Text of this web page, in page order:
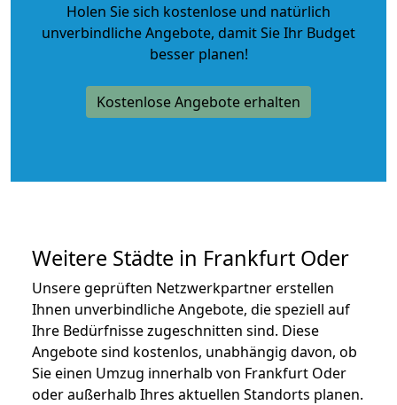
Holen Sie sich kostenlose und natürlich
unverbindliche Angebote, damit Sie Ihr Budget
besser planen!
Kostenlose Angebote erhalten
Weitere Städte in Frankfurt Oder
Unsere geprüften Netzwerkpartner erstellen
Ihnen unverbindliche Angebote, die speziell auf
Ihre Bedürfnisse zugeschnitten sind. Diese
Angebote sind kostenlos, unabhängig davon, ob
Sie einen Umzug innerhalb von Frankfurt Oder
oder außerhalb Ihres aktuellen Standorts planen.